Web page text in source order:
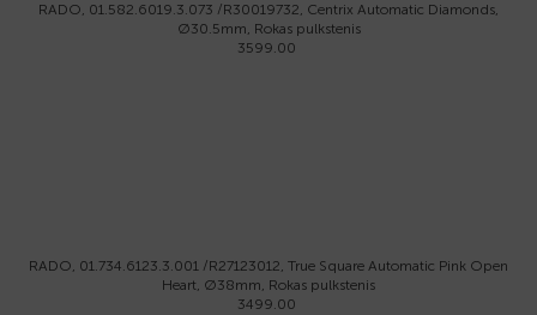
RADO, 01.582.6019.3.073 /R30019732, Centrix Automatic Diamonds,
Ø30.5mm, Rokas pulkstenis
3599.00
RADO, 01.734.6123.3.001 /R27123012, True Square Automatic Pink Open
Heart, Ø38mm, Rokas pulkstenis
3499.00